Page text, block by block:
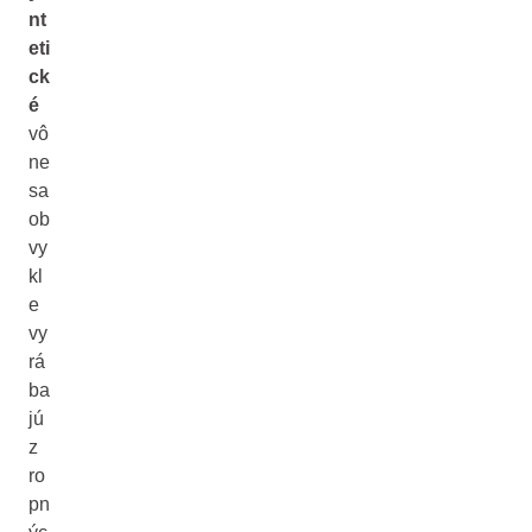
nt
eti
ck
é
vô
ne
sa
ob
vy
kl
e
vy
rá
ba
jú
z
ro
pn